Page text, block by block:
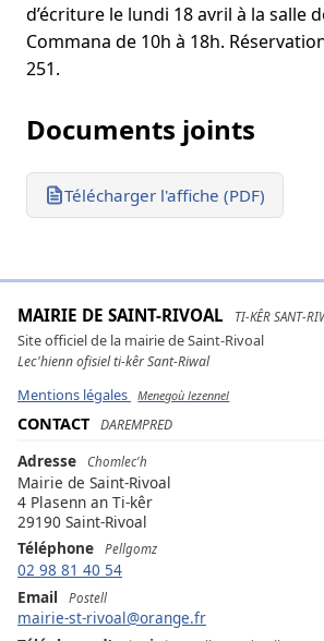
d’écriture le lundi 18 avril à la salle
Commana de 10h à 18h.
251.
Documents joints
Télécharger l'affiche (PDF)
MAIRIE DE SAINT-RIVOAL TI-KÊR SANT-
Site officiel de la mairie de Saint-Rivoal
Lec'hienn ofisiel ti-kêr Sant-Riwal
Mentions légales Menegoù lezennel
CONTACT DAREMPRED
Adresse Chomlec'h
Mairie de Saint-Rivoal
4 Plasenn an Ti-kêr
29190 Saint-Rivoal
Téléphone
Pellgomz
02 98 81 40 54
Email
Postell
mairie-st-rivoal@orange.fr